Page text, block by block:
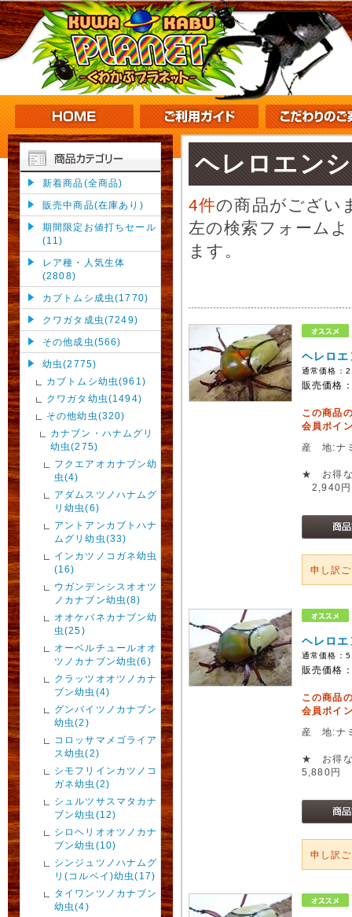
新着商品(全商品)
販売中商品(在庫あり)
期間限定お値打ちセール
(11)
レア種・人気生体
(2808)
カブトムシ成虫(1770)
クワガタ成虫(7249)
その他成虫(566)
幼虫(2775)
カブトムシ幼虫(961)
クワガタ幼虫(1494)
その他幼虫(320)
カナブン・ハナムグリ
幼虫(275)
フクエアオカナブン幼
虫(4)
アダムスツノハナムグ
リ幼虫(6)
アントアンカブトハナ
ムグリ幼虫(33)
インカツノコガネ幼虫
(16)
ウガンデンシスオオツ
ノカナブン幼虫(8)
オオケバネカナブン幼
虫(25)
オーベルチュールオオ
ツノカナブン幼虫(6)
クラッツオオツノカナ
ブン幼虫(4)
グンバイツノカナブン
幼虫(2)
コロッサマメゴライア
ス幼虫(2)
シモフリインカツノコ
ガネ幼虫(2)
シュルツサスマタカナ
ブン幼虫(12)
シロヘリオオツノカナ
ブン幼虫(10)
シンジュツノハナムグ
リ(コルベイ)幼虫(17)
タイワンツノカナブン
幼虫(4)
ヘレロエン
4件の商品がござい
左の検索フォーム
ます。
ヘレロ
通常価格：
販売価格
この商品
会員ポイ
産 地:ナ
★ お得
2,940
申し訳
ヘレロ
通常価格：
販売価格
この商品
会員ポイ
産 地:ナ
★ お得
5,880円
申し訳